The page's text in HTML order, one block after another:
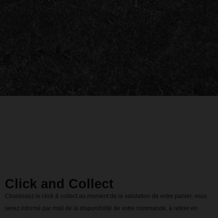
Click and Collect
Choisissez le click & collect au moment de la validation de votre panier, vous
serez informé par mail de la disponibilité de votre commande, à retirer en